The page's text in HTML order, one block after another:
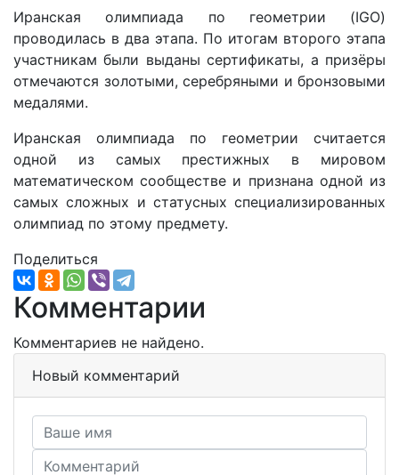
Иранская олимпиада по геометрии (IGO)
проводилась в два этапа. По итогам второго этапа
участникам были выданы сертификаты, а призёры
отмечаются золотыми, серебряными и бронзовыми
медалями.
Иранская олимпиада по геометрии считается
одной из самых престижных в мировом
математическом сообществе и признана одной из
самых сложных и статусных специализированных
олимпиад по этому предмету.
Поделиться
Комментарии
Комментариев не найдено.
Новый комментарий